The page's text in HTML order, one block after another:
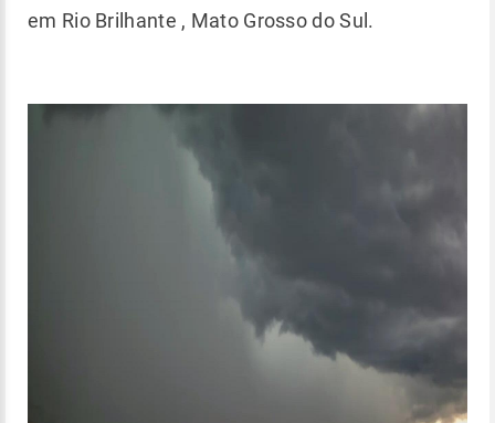
em Rio Brilhante , Mato Grosso do Sul.